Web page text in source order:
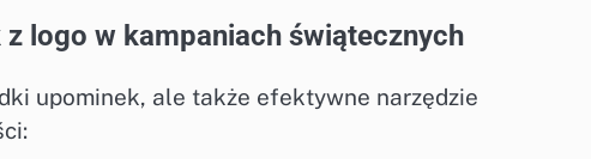
logo w kampaniach świątecznych
upominek, ale także efektywne narzędzie